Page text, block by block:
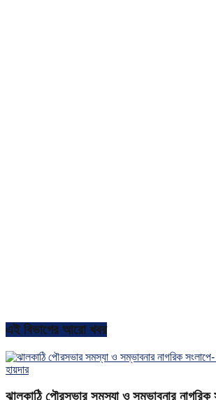
এই বিভাগের আরো খবর
ঝালকাঠি পৌরসভার সমস্যা ও সম্ভাবনার